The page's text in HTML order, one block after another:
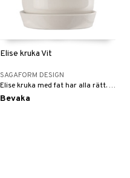
Elise kruka Vit
SAGAFORM DESIGN
Elise kruka med fat har alla rätt. Den kombinerar designen av färg, form och detaljer med praktiska inslag som dräneringshål och ett fat som går högre upp.
Bevaka